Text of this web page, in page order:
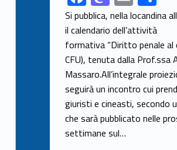
ac
e
b
o
o
k
as
to
d
o
n
m
ai
l
h
ar
e
Si pubblica, nella locandina
il calendario dell’attività
formativa “Diritto penale al
CFU), tenuta dalla Prof.ssa
Massaro.All’integrale
seguirà un incontro cui
giuristi e cineasti, secondo
che sarà pubblicato nelle
settimane sul…